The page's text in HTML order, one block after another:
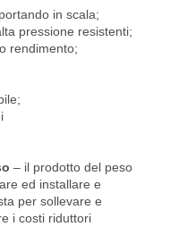
in scala;
pressione resistenti;
rendimento;
– il prodotto del peso
ed installare e
per sollevare e
i costi riduttori